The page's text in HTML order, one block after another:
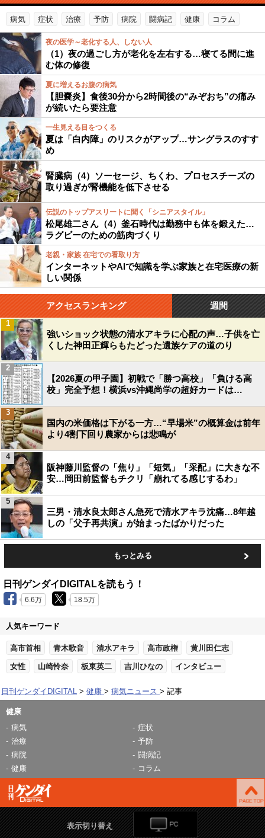
病気 症状 治療 予防 病院 闘病記 健康 コラム
夜の医学～老化する人、しない人
（1）夜の過ごし方が老化を左右する…寝てる間に進
む体の修復
夏に増えるお腹の病気
【胆嚢炎】食後30分から2時間後の“みぞおち”の痛み
が続いたら要注意
一生見える目をつくる
夏は「白内障」のリスクがアップ…サングラスのすす
め
腎臓病（4）ソーセージ、ちくわ、プロセスチーズの
取り過ぎが腎機能を低下させる
伝説のトップアスリートに聞く「シニアスタイル」
松尾雄二さん（4）釜石時代は勤務中も体を鍛えた…
ラグビーのための筋肉づくり
老親・家族 在宅での看取り方
インターネットやAIで知識を学ぶ家族と在宅医療の新
しい関係
アクセスランキング 週間
強いショック状態の清水アキラに心配の声…子供を亡
くした神田正輝らもたどった遺族ケアの道のり
1
【2026夏の甲子園】初戦で「勝つ高校」「負ける高
校」完全予想！横浜vs沖縄尚学の超好カードは…
2
国内の米価格は下がる一方…“早場米”の概算金は前年
より4割下回り農家からは悲鳴が
3
阪神藤川監督の「焦り」「短気」「采配」に大きな不
安…岡田前監督もチクリ「崩れてる感じするわ」
4
三男・清水良太郎さん急死で清水アキラ沈痛…8年越
しの「父子再共演」が始まったばかりだった
5
もっとみる
日刊ゲンダイDIGITALを読もう！
6.6万 18.5万
人気キーワード
高市首相 青木歌音 清水アキラ 高市政権 黄川田仁志
女性 山崎怜奈 板東英二 吉川ひなの インタビュー
日刊ゲンダイDIGITAL 健康 病気ニュース 記事
健康
病気
症状
治療
予防
病院
闘病記
健康
コラム
表示切り替え